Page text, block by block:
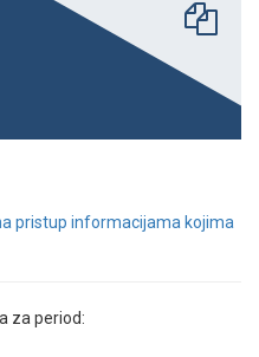
pristup informacijama kojima
za period: